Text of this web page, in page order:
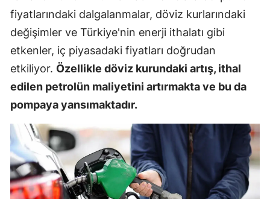
fiyatlarındaki dalgalanmalar, döviz kurlarındaki
değişimler ve Türkiye'nin enerji ithalatı gibi
etkenler, iç piyasadaki fiyatları doğrudan
etkiliyor. Özellikle döviz kurundaki artış, ithal
edilen petrolün maliyetini artırmakta ve bu da
pompaya yansımaktadır.